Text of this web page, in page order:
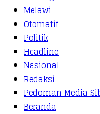
Melawi
Otomatif
Politik
Headline
Nasional
Redaksi
Pedoman Media
Beranda